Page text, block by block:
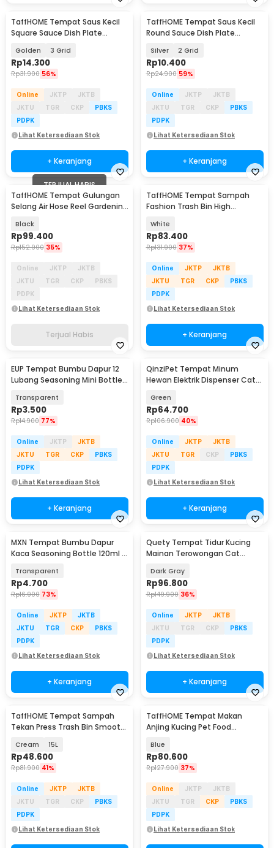
TaffHOME Tempat Saus Kecil
Square Sauce Dish Plate
Golden 3 Grid
Rp14.300
Rp31.900 56%
Online JKTP
JKTB
JKTU
TGR CKP
PBKS
PDPK
Lihat Ketersediaan Stok
+ Keranjang
TaffHOME Tempat Saus Kecil
Round Sauce Dish Plate
Silver 2 Grid
Rp10.400
Rp24.900 59%
Online JKTP
JKTB
JKTU
TGR CKP
PBKS
PDPK
Lihat Ketersediaan Stok
+ Keranjang
TERJUAL HABIS
TaffHOME Tempat Gulungan
Selang Air Hose Reel Gardening
Black
Rp99.400
Rp152.900 35%
Online JKTP
JKTB
JKTU
TGR CKP
PBKS
PDPK
Lihat Ketersediaan Stok
Terjual Habis
TaffHOME Tempat Sampah
Fashion Trash Bin High
White
Rp83.400
Rp131.900 37%
Online JKTP
JKTB
JKTU
TGR CKP
PBKS
PDPK
Lihat Ketersediaan Stok
+ Keranjang
EUP Tempat Bumbu Dapur 12
Lubang Seasoning Mini Bottle
Transparent
Rp3.500
Rp14.900 77%
Online JKTP
JKTB
JKTU
TGR CKP
PBKS
PDPK
Lihat Ketersediaan Stok
+ Keranjang
QinziPet Tempat Minum
Hewan Elektrik Dispenser Cat
Green
Rp64.700
Rp106.900 40%
Online JKTP
JKTB
JKTU
TGR CKP
PBKS
PDPK
Lihat Ketersediaan Stok
+ Keranjang
MXN Tempat Bumbu Dapur
Kaca Seasoning Bottle 120ml -
Transparent
Rp4.700
Rp16.900 73%
Online JKTP
JKTB
JKTU
TGR CKP
PBKS
PDPK
Lihat Ketersediaan Stok
+ Keranjang
Quety Tempat Tidur Kucing
Mainan Terowongan Cat
Dark Gray
Rp96.800
Rp149.900 36%
Online JKTP
JKTB
JKTU
TGR CKP
PBKS
PDPK
Lihat Ketersediaan Stok
+ Keranjang
TaffHOME Tempat Sampah
Tekan Press Trash Bin Smooth
Cream 15L
Rp48.600
Rp81.900 41%
Online JKTP
JKTB
JKTU
TGR CKP
PBKS
PDPK
Lihat Ketersediaan Stok
TaffHOME Tempat Makan
Anjing Kucing Pet Food
Blue
Rp80.600
Rp127.900 37%
Online JKTP
JKTB
JKTU
TGR CKP
PBKS
PDPK
Lihat Ketersediaan Stok